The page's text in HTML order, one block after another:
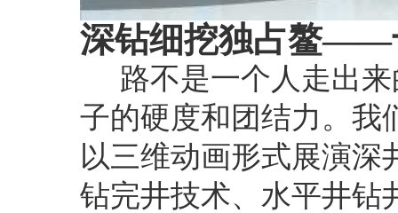
深钻细挖独占鳌——
路不是一个人走出
子的硬度和团结力。我
以三维动画形式展演深
钻完井技术、水平井钻